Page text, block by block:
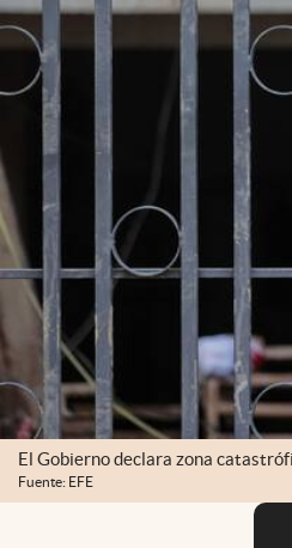
El Gobierno declara zona
Fuente: EFE